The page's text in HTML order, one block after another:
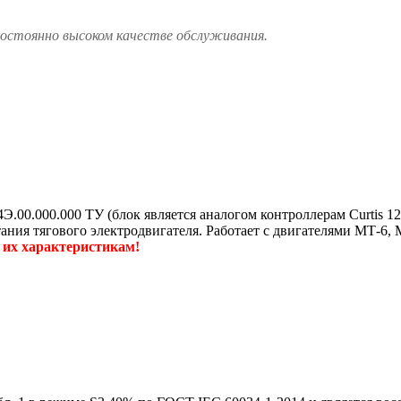
высоком качестве обслуживания.
ТУ (блок является аналогом контроллерам Curtis
тягового электродвигателя. Работает с двигателями
характеристикам!